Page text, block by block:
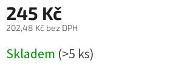
245 Kč
202,48 Kč bez DPH
cena:
Skladem (>5 ks)